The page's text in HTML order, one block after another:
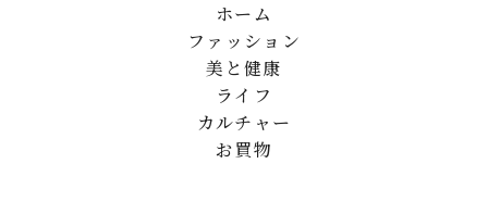
ホーム
ファッション
美と健康
ライフ
カルチャー
お買物